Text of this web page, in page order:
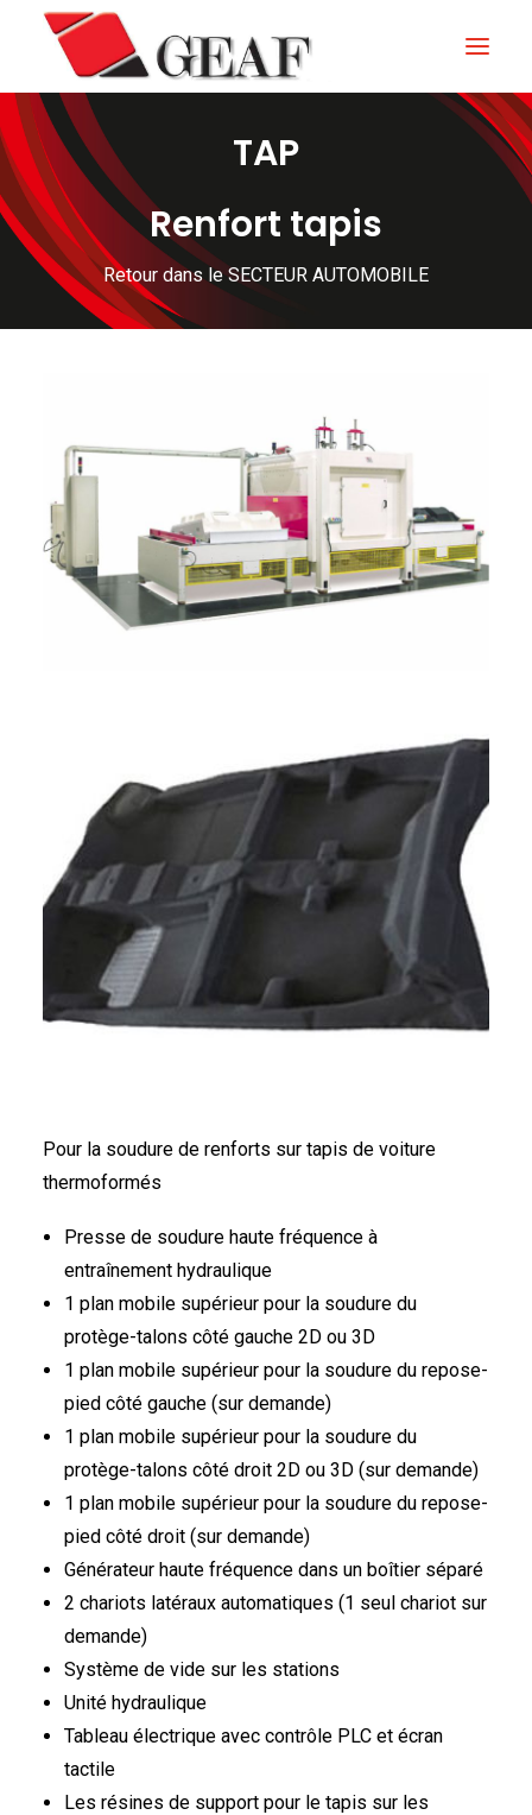
HOME
ENTERPRISE
KNOW-HOW
NOS SECTEURS
ITALIANO
ENGLISH
FRANÇAIS
TAP
Renfort tapis
Retour dans le SECTEUR AUTOMOBILE
Pour la soudure de renforts sur tapis de voiture
thermoformés
Presse de soudure haute fréquence à
entraînement hydraulique
1 plan mobile supérieur pour la soudure du
protège-talons côté gauche 2D ou 3D
1 plan mobile supérieur pour la soudure du repose-
pied côté gauche (sur demande)
1 plan mobile supérieur pour la soudure du
protège-talons côté droit 2D ou 3D (sur demande)
1 plan mobile supérieur pour la soudure du repose-
pied côté droit (sur demande)
Générateur haute fréquence dans un boîtier séparé
2 chariots latéraux automatiques (1 seul chariot sur
demande)
Système de vide sur les stations
Unité hydraulique
Tableau électrique avec contrôle PLC et écran
tactile
Les résines de support pour le tapis sur les